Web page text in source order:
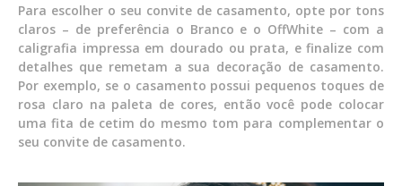
Para escolher o seu convite de casamento, opte por tons
claros – de preferência o Branco e o OffWhite – com a
caligrafia impressa em dourado ou prata, e finalize com
detalhes que remetam a sua decoração de casamento.
Por exemplo, se o casamento possui pequenos toques de
rosa claro na paleta de cores, então você pode colocar
uma fita de cetim do mesmo tom para complementar o
seu convite de casamento.